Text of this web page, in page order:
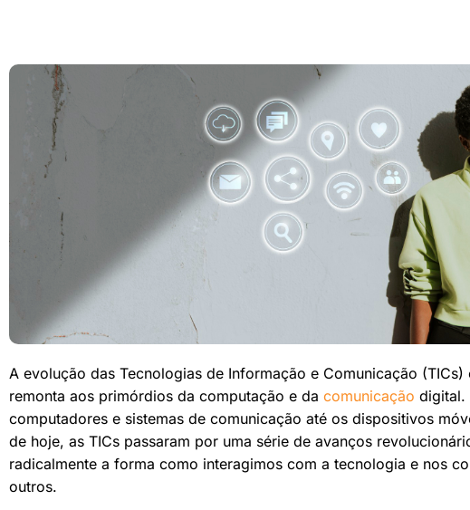
A evolução das Tecnologias de Informação e Comunicação
remonta aos primórdios da computação e da comunicação digital.
computadores e sistemas de comunicação até os dispositivos
de hoje, as TICs passaram por uma série de avanços
radicalmente a forma como interagimos com a tecnologia e nos
outros.